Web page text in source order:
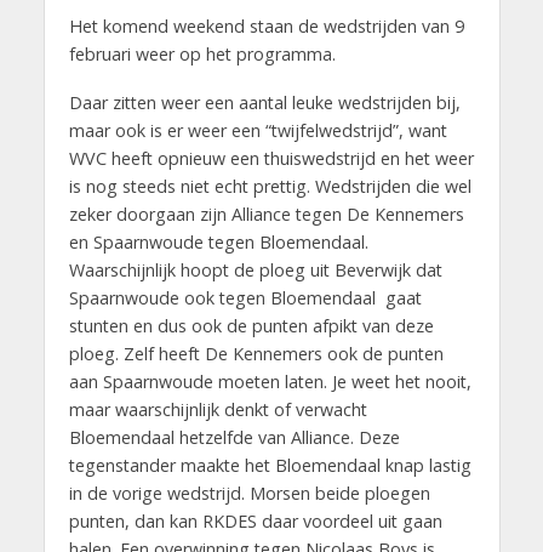
Het komend weekend staan de wedstrijden van 9
februari weer op het programma.
Daar zitten weer een aantal leuke wedstrijden bij,
maar ook is er weer een “twijfelwedstrijd”, want
WVC heeft opnieuw een thuiswedstrijd en het weer
is nog steeds niet echt prettig. Wedstrijden die wel
zeker doorgaan zijn Alliance tegen De Kennemers
en Spaarnwoude tegen Bloemendaal.
Waarschijnlijk hoopt de ploeg uit Beverwijk dat
Spaarnwoude ook tegen Bloemendaal gaat
stunten en dus ook de punten afpikt van deze
ploeg. Zelf heeft De Kennemers ook de punten
aan Spaarnwoude moeten laten. Je weet het nooit,
maar waarschijnlijk denkt of verwacht
Bloemendaal hetzelfde van Alliance. Deze
tegenstander maakte het Bloemendaal knap lastig
in de vorige wedstrijd. Morsen beide ploegen
punten, dan kan RKDES daar voordeel uit gaan